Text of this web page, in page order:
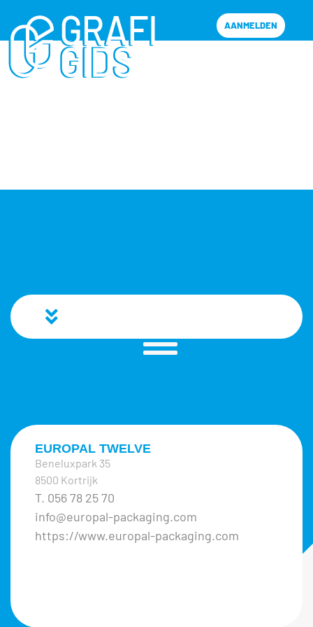
AANMELDEN
EUROPAL TWELVE
Beneluxpark 35
8500 Kortrijk
T. 056 78 25 70
info@europal-packaging.com
https://www.europal-packaging.com